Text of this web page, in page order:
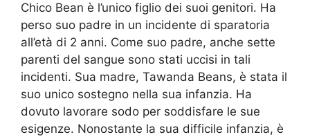
Chico Bean è l’unico figlio dei suoi genitori. Ha
perso suo padre in un incidente di sparatoria
all’età di 2 anni. Come suo padre, anche sette
parenti del sangue sono stati uccisi in tali
incidenti. Sua madre, Tawanda Beans, è stata il
suo unico sostegno nella sua infanzia. Ha
dovuto lavorare sodo per soddisfare le sue
esigenze. Nonostante la sua difficile infanzia, è